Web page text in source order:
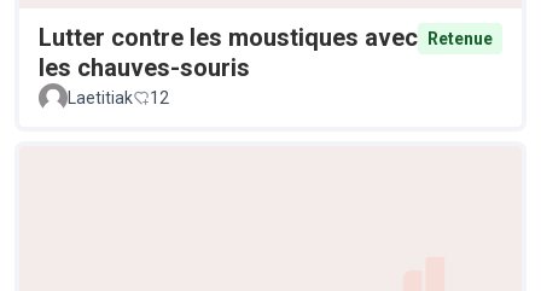
Lutter contre les moustiques avec
les chauves-souris
Retenue
Laetitiak 12